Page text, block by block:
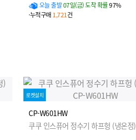
오늘 출발07일(금) 도착 확률97%
·누적구매 1,721건
로켓설치
CP-W601HW
쿠쿠 인스퓨어 정수기 하프헝 (냉온정)